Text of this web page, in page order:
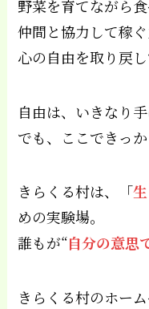
野菜を育てながら食
仲間と協力して稼ぐ
心の自由を取り戻し
自由は、いきなり
でも、ここできっ
きらくる村は、「
めの実験場。
誰もが“自分の意思
きらくる村のホー